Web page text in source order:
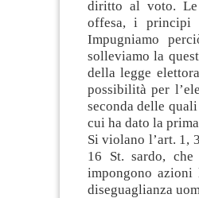
diritto al voto. Le
offesa, i principi
Impugniamo
solleviamo la
della legge
possibilità per
seconda delle
cui ha dato la
Si violano l’art. 1,
16 St. sardo,
impongono azioni
diseguaglianza